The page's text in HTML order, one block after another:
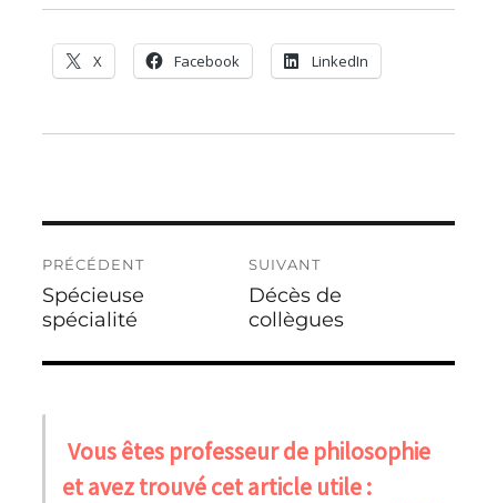
X Facebook LinkedIn
PRÉCÉDENT
Spécieuse
spécialité
SUIVANT
Décès de
collègues
Vous êtes professeur de philosophie
et avez trouvé cet article utile :